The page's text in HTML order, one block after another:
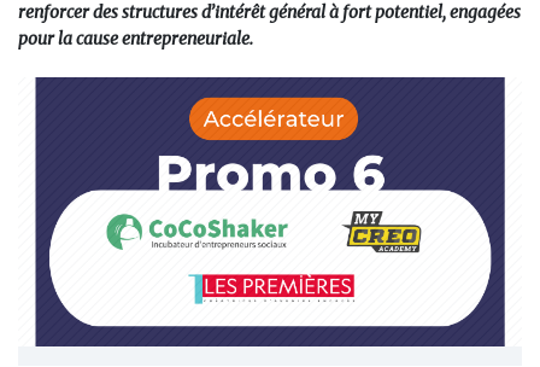
renforcer des structures d’intérêt général à fort potentiel, engagées
pour la cause entrepreneuriale.